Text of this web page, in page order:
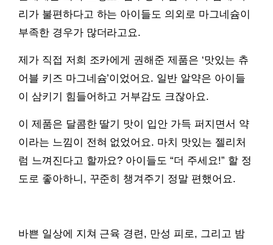
리가 불편하다고 하는 아이들도 의외로 마그네슘이
부족한 경우가 많더라고요.
제가 직접 저희 조카에게 권해준 제품은 ‘맛있는 츄
어블 키즈 마그네슘’이었어요. 일반 알약은 아이들
이 삼키기 힘들어하고 거부감도 크잖아요.
이 제품은 달콤한 딸기 맛이 입안 가득 퍼지면서 약
이라는 느낌이 전혀 없었어요. 마치 맛있는 젤리처
럼 느껴진다고 할까요? 아이들도 “더 주세요!” 할 정
도로 좋아하니, 꾸준히 챙겨주기 정말 편했어요.
바쁜 일상에 지쳐 근육 경련, 만성 피로, 그리고 밤